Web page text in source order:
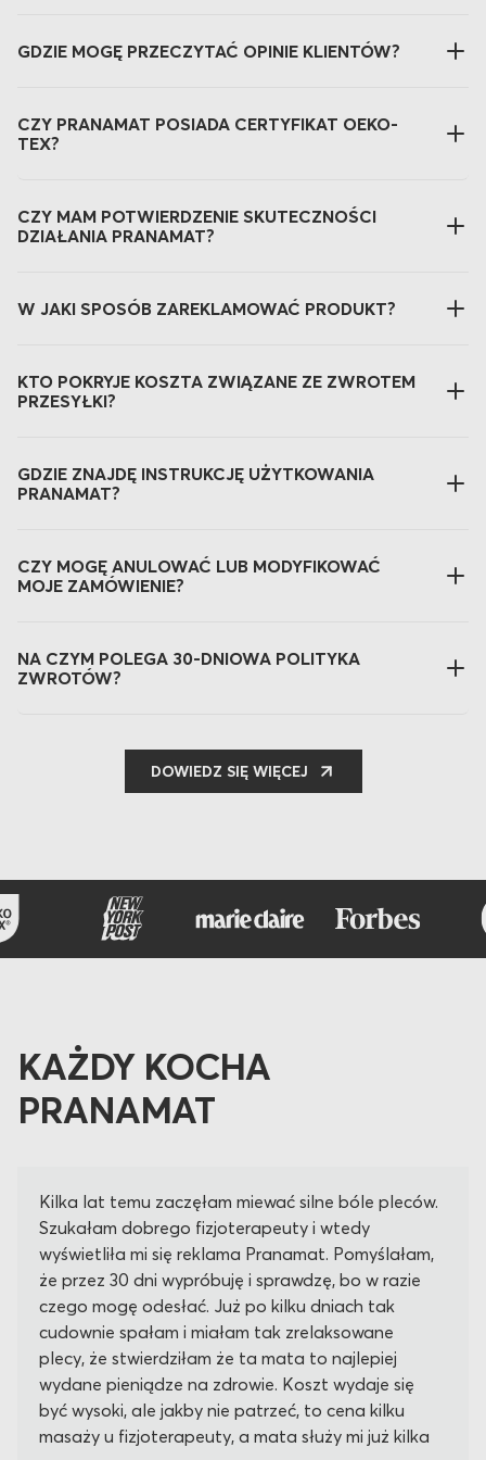
GDZIE MOGĘ PRZECZYTAĆ OPINIE KLIENTÓW?
CZY PRANAMAT POSIADA CERTYFIKAT OEKO-
TEX?
CZY MAM POTWIERDZENIE SKUTECZNOŚCI
DZIAŁANIA PRANAMAT?
W JAKI SPOSÓB ZAREKLAMOWAĆ PRODUKT?
KTO POKRYJE KOSZTA ZWIĄZANE ZE ZWROTEM
PRZESYŁKI?
GDZIE ZNAJDĘ INSTRUKCJĘ UŻYTKOWANIA
PRANAMAT?
CZY MOGĘ ANULOWAĆ LUB MODYFIKOWAĆ
MOJE ZAMÓWIENIE?
NA CZYM POLEGA 30-DNIOWA POLITYKA
ZWROTÓW?
DOWIEDZ SIĘ WIĘCEJ
KAŻDY KOCHA
PRANAMAT
Kilka lat temu zaczęłam miewać silne bóle pleców.
Szukałam dobrego fizjoterapeuty i wtedy
wyświetliła mi się reklama Pranamat. Pomyślałam,
że przez 30 dni wypróbuję i sprawdzę, bo w razie
czego mogę odesłać. Już po kilku dniach tak
cudownie spałam i miałam tak zrelaksowane
plecy, że stwierdziłam że ta mata to najlepiej
wydane pieniądze na zdrowie. Koszt wydaje się
być wysoki, ale jakby nie patrzeć, to cena kilku
masaży u fizjoterapeuty, a mata służy mi już kilka